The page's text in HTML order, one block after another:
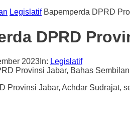
Legislatif Bapemperda DPRD
DPRD
2023 In: Legislatif
Provinsi Jabar, Achdar Sudrajat,